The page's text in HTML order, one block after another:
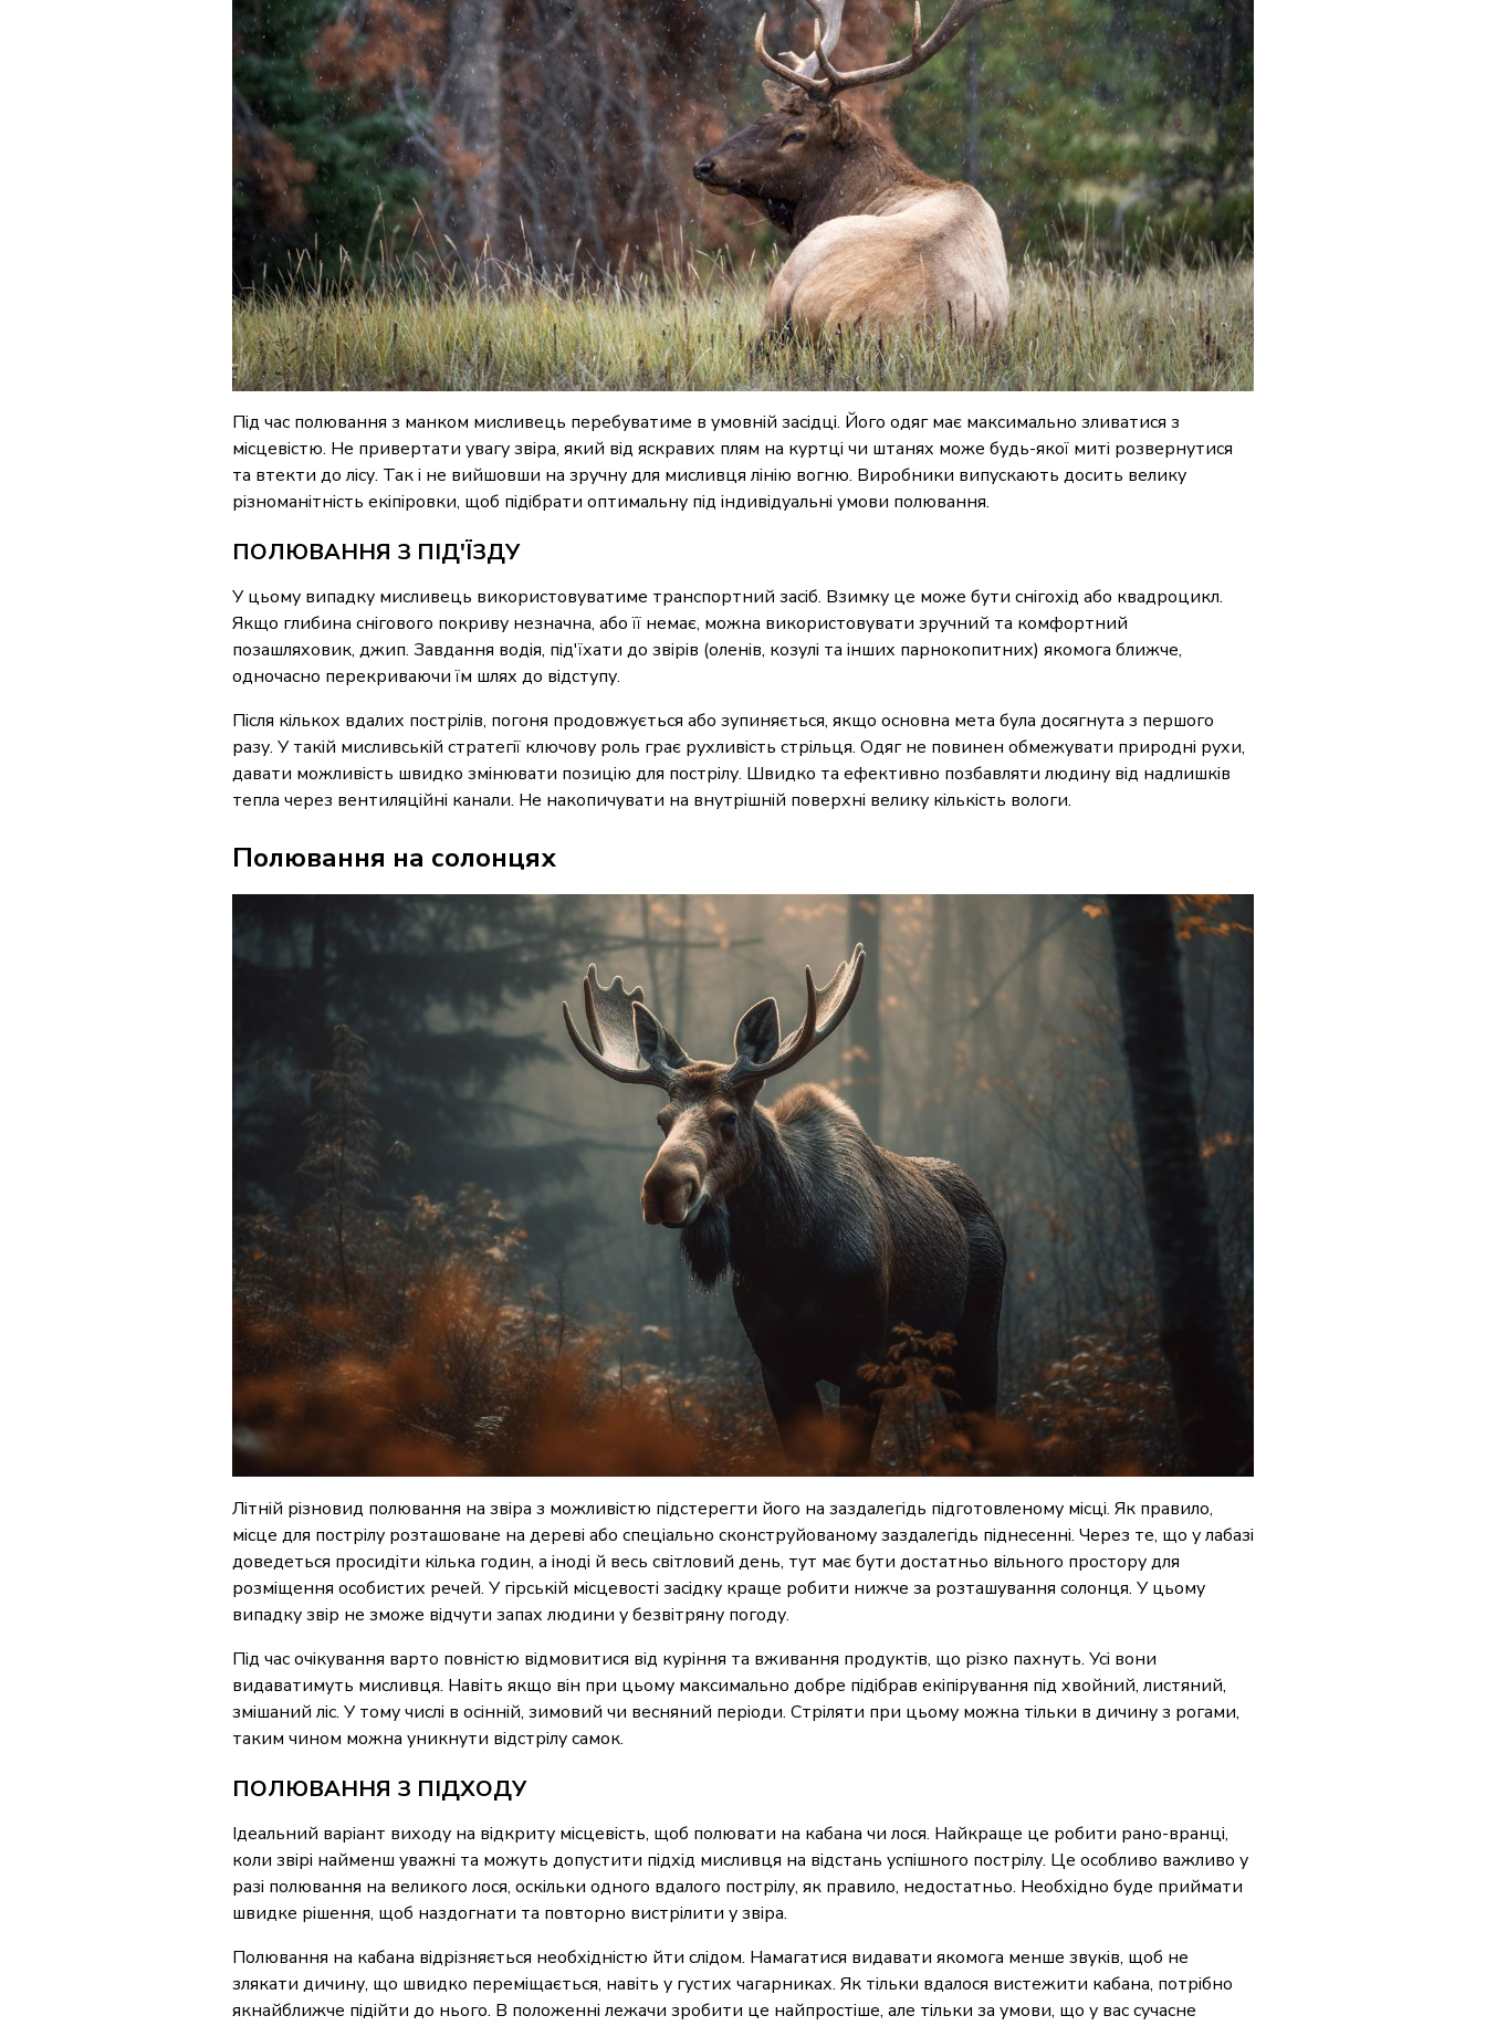
Під час полювання з манком мисливець перебуватиме в умовній засідці. Його одяг має максимально зливатися з
місцевістю. Не привертати увагу звіра, який від яскравих плям на куртці чи штанях може будь-якої миті розвернутися
та втекти до лісу. Так і не вийшовши на зручну для мисливця лінію вогню. Виробники випускають досить велику
різноманітність екіпіровки, щоб підібрати оптимальну під індивідуальні умови полювання.
ПОЛЮВАННЯ З ПІД'ЇЗДУ
У цьому випадку мисливець використовуватиме транспортний засіб. Взимку це може бути снігохід або квадроцикл.
Якщо глибина снігового покриву незначна, або її немає, можна використовувати зручний та комфортний
позашляховик, джип. Завдання водія, під'їхати до звірів (оленів, козулі та інших парнокопитних) якомога ближче,
одночасно перекриваючи їм шлях до відступу.
Після кількох вдалих пострілів, погоня продовжується або зупиняється, якщо основна мета була досягнута з першого
разу. У такій мисливській стратегії ключову роль грає рухливість стрільця. Одяг не повинен обмежувати природні рухи,
давати можливість швидко змінювати позицію для пострілу. Швидко та ефективно позбавляти людину від надлишків
тепла через вентиляційні канали. Не накопичувати на внутрішній поверхні велику кількість вологи.
Полювання на солонцях
Літній різновид полювання на звіра з можливістю підстерегти його на заздалегідь підготовленому місці. Як правило,
місце для пострілу розташоване на дереві або спеціально сконструйованому заздалегідь піднесенні. Через те, що у лабазі
доведеться просидіти кілька годин, а іноді й весь світловий день, тут має бути достатньо вільного простору для
розміщення особистих речей. У гірській місцевості засідку краще робити нижче за розташування солонця. У цьому
випадку звір не зможе відчути запах людини у безвітряну погоду.
Під час очікування варто повністю відмовитися від куріння та вживання продуктів, що різко пахнуть. Усі вони
видаватимуть мисливця. Навіть якщо він при цьому максимально добре підібрав екіпірування під хвойний, листяний,
змішаний ліс. У тому числі в осінній, зимовий чи весняний періоди. Стріляти при цьому можна тільки в дичину з рогами,
таким чином можна уникнути відстрілу самок.
ПОЛЮВАННЯ З ПІДХОДУ
Ідеальний варіант виходу на відкриту місцевість, щоб полювати на кабана чи лося. Найкраще це робити рано-вранці,
коли звірі найменш уважні та можуть допустити підхід мисливця на відстань успішного пострілу. Це особливо важливо у
разі полювання на великого лося, оскільки одного вдалого пострілу, як правило, недостатньо. Необхідно буде приймати
швидке рішення, щоб наздогнати та повторно вистрілити у звіра.
Полювання на кабана відрізняється необхідністю йти слідом. Намагатися видавати якомога менше звуків, щоб не
злякати дичину, що швидко переміщається, навіть у густих чагарниках. Як тільки вдалося вистежити кабана, потрібно
якнайближче підійти до нього. В положенні лежачи зробити це найпростіше, але тільки за умови, що у вас сучасне